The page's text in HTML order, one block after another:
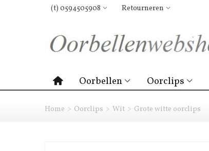
(t) 0594505908 Retourneren
Oorbellen Oorclips
Home > Oorclips > Wit > Grote witte oorclips